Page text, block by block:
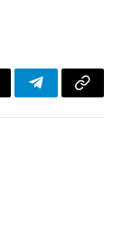
TelegramCopy